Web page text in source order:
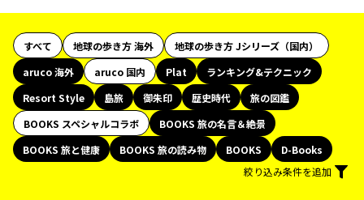
すべて 地球の歩き方 海外
地球の歩き方 Jシリーズ（国内）
aruco 海外
aruco 国内 Plat
ランキング&テクニック
Resort Style
島旅 御朱印 歴史時代
旅の図鑑
BOOKS スペシャルコラボ
BOOKS 旅の名言＆絶景
BOOKS 旅と健康
BOOKS 旅の読み物 BOOKS
D-Books
絞り込み条件を追加